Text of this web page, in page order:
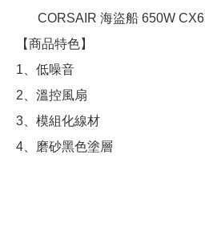
CORSAIR 海盜船 650W
【商品特色】
1、低噪音
2、溫控風扇
3、模組化線材
4、磨砂黑色塗層